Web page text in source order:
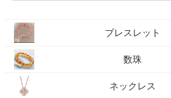
ブレスレット
数珠
ネックレス